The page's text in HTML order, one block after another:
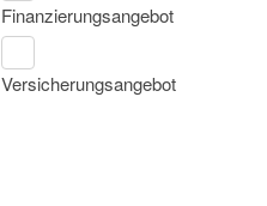
Finanzierungsangebot
Versicherungsangebot